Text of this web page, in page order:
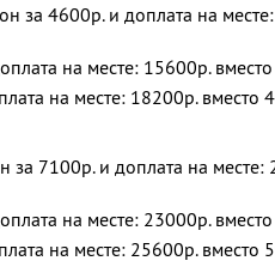
за 4600р. и доплата на
на месте: 15600р.
на месте: 18200р. вместо
за 7100р. и доплата на месте:
на месте: 23000р.
на месте: 25600р. вместо